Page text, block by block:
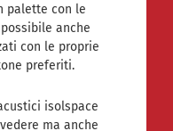
palette con le
anche
con le proprie
preferiti.
isolspace
ma anche